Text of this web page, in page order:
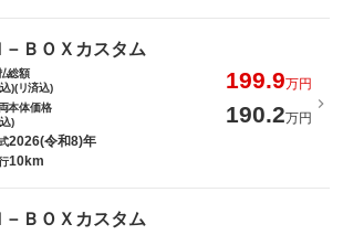
－ＢＯＸカスタム
総額
)(リ済込)
199.9万円
本体価格
)
190.2万円
2026(令和8)年
10km
－ＢＯＸカスタム